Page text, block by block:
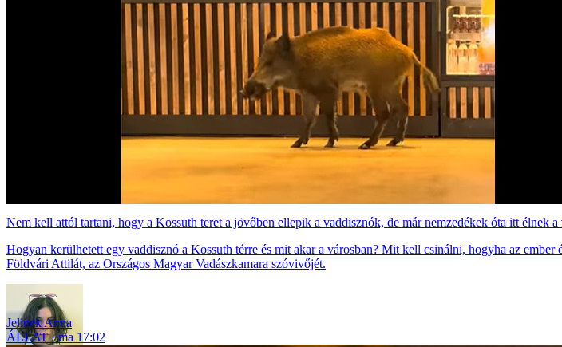
Nem kell attól tartani, hogy a Kossuth teret a jövőben ellepik a vaddisznók, de már nemzedékek óta itt élnek a
Hogyan kerülhetett egy vaddisznó a Kossuth térre és mit akar a városban? Mit kell csinálni, hogyha az
Földvári Attilát, az Országos Magyar Vadászkamara szóvivőjét.
Jelinek Anna
ÁLLAT
ma 17:02